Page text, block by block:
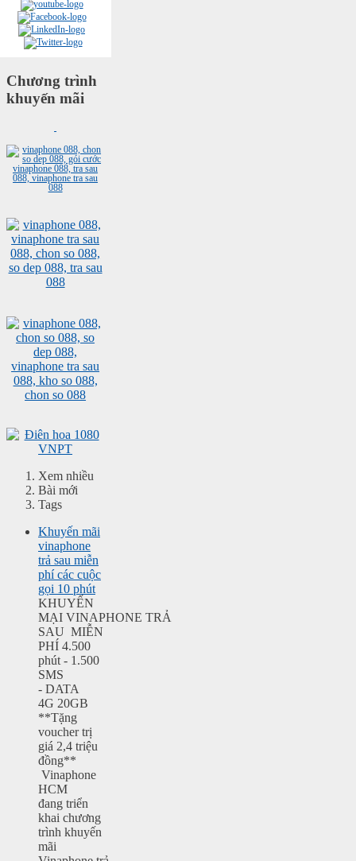
Chương trình
khuyến mãi
Xem nhiều
Bài mới
Tags
Khuyến mãi
vinaphone
trả sau miễn
phí các cuộc
gọi 10 phút
KHUYẾN
MẠI VINAPHONE TRẢ
SAU MIỄN
PHÍ 4.500
phút - 1.500
SMS
- DATA
4G 20GB
**Tặng
voucher trị
giá 2,4 triệu
đồng**
Vinaphone
HCM
đang triển
khai chương
trình khuyến
mãi